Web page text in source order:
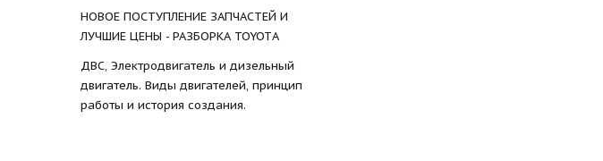
НОВОЕ ПОСТУПЛЕНИЕ ЗАПЧАСТЕЙ И
ЛУЧШИЕ ЦЕНЫ - РАЗБОРКА TOYOTА
ДВС, Электродвигатель и дизельный
двигатель. Виды двигателей, принцип
работы и история создания.